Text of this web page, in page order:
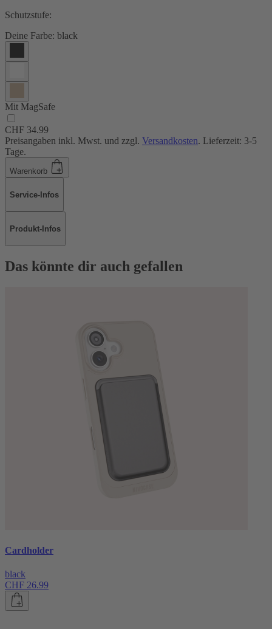
Schutzstufe:
Deine Farbe: black
Mit MagSafe
CHF 34.99
Preisangaben inkl. Mwst. und zzgl. Versandkosten. Lieferzeit: 3-5
Tage.
Warenkorb
Service-Infos
Produkt-Infos
Das könnte dir auch gefallen
Cardholder
black
CHF 26.99